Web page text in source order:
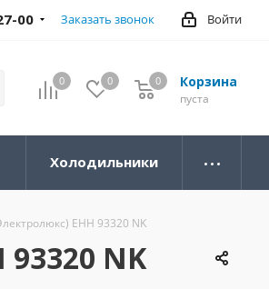
Войти
00 Заказать звонок
0 0 Корзина
0
пуста
0
Холодильники
EHH 93320 NK
NK